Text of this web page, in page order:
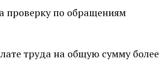
проверку по обращениям
труда на общую сумму более